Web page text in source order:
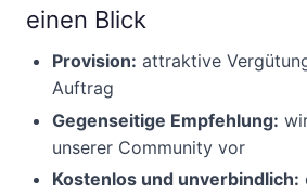
einen Blick
Provision: attraktive
Auftrag
Gegenseitige Empfehlung:
unserer Community vor
Kostenlos und unverbindlich: